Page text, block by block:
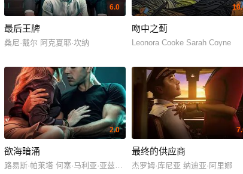
6.0
最后王牌
桑尼·戴尔 阿克夏耶·坎纳
吻中之蓟
Leonora Cooke Sarah Coyne
2.0
欲海暗涌
路易斯·帕莱塔 何塞·马利亚·亚兹皮克
最终的供应商
杰罗姆·库尼亚 纳迪亚·阿里娜